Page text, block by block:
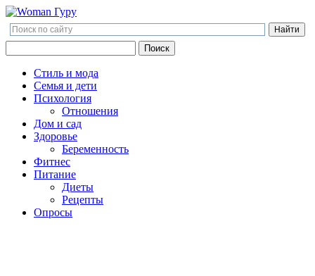
Поиск
Стиль и мода
Семья и дети
Психология
Отношения
Дом и сад
Здоровье
Беременность
Фитнес
Питание
Диеты
Рецепты
Опросы